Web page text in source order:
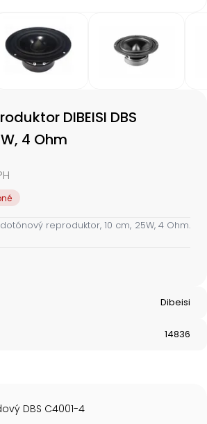
DIBEISI DBS
4 Ohm
reproduktor, 10 cm, 25W, 4 Ohm.
Dibeisi
14836
DBS C4001-4